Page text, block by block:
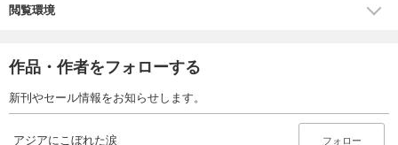
閲覧環境
作品・作者をフォローする
新刊やセール情報をお知らせします。
アジアにこぼれた涙 フォロー